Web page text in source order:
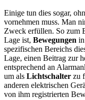
Einige tun dies sogar,
vornehmen muss. Man
Zweck erfüllen. So zum
Lage ist, Bewegungen
spezifischen Bereichs
Lage, einen Beitrag zur
entsprechend an
um als Lichtschalter zu
anderen elektrischen
von ihm registrierten